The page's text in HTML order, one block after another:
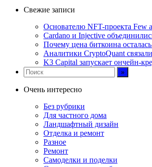
Свежие записи
Основателю NFT-проекта Few
Cardano и Injective
Почему цена биткоина
Аналитики CryptoQuant
K3 Capital запускает ончейн-
Очень интересно
Без рубрики
Для частного дома
Ландшафтный дизайн
Отделка и ремонт
Разное
Ремонт
Самоделки и поделки